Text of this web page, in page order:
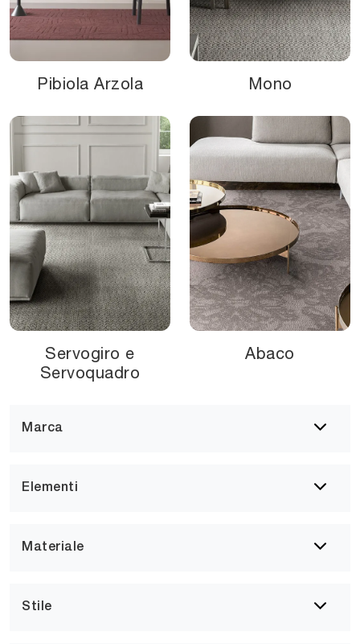
Marca
Elementi
Materiale
Stile
Pibiola Arzola Mono
Servogiro e
Servoquadro
Abaco